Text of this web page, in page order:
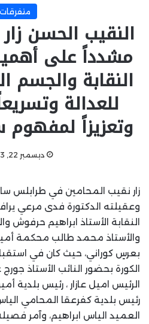
متفرقات
النقيب الحسن
مشدداً على
النقابة والجسم
للعدالة
وتعزيزاً لمفهوم
ديسمبر 22, 2023
زار نقيب المحامين في طرابلس
وعقيلته الدكتورة فدى مرعي
النقابة الأستاذ ابراهيم حرفوش
والأستاذ محمد طالب محكمة
بعرسٍ كوراني، حيث كان في
الكورة بحضور النائب الأستاذ
الرئيس اميل عازار ، رئيس بلدية
رئيس بلدية كفرعقا المحامي
العميد الياس ابراهيم، وآمر